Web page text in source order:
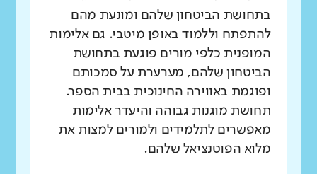
בתחושת הביטחון שלהם ומונעת מהם
להתפתח וללמוד באופן מיטבי. גם אלימות
המופנית כלפי מורים פוגעת בתחושת
הביטחון שלהם, מערערת על סמכותם
ופוגמת באווירה החינוכית בבית הספר.
תחושת מוגנות גבוהה והיעדר אלימות
מאפשרים לתלמידים ולמורים למצות את
מלוא הפוטנציאל שלהם.